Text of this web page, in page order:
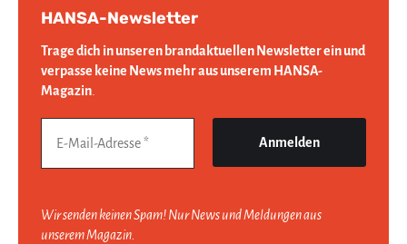
HANSA-Newsletter
Trage dich in unseren brandaktuellen Newsletter ein und
verpasse keine News mehr aus unserem HANSA-
Magazin.
Wir senden keinen Spam! Nur News und Meldungen aus
unserem Magazin.